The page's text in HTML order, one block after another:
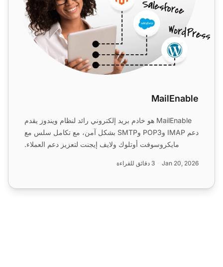
MailEnable
MailEnable هو خادم بريد إلكتروني رائد لنظام ويندوز يقدم
دعم IMAP وPOP3 وSMTP بشكل آمن، مع تكامل سلس مع
مايكروسوفت أوتلوك ولايف إيجنت لتعزيز دعم العملاء.
Jan 20, 2026 3 دقائق للقراءة